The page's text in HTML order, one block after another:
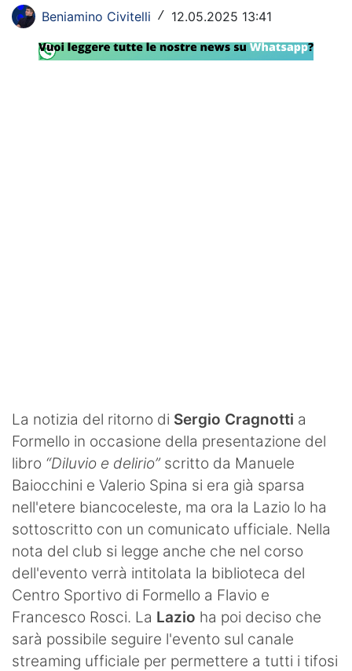
Beniamino Civitelli / 12.05.2025 13:41
La notizia del ritorno di Sergio Cragnotti a
Formello in occasione della presentazione del
libro “Diluvio e delirio”scritto da Manuele
Baiocchini e Valerio Spina si era già sparsa
nell'etere biancoceleste, ma ora la Lazio lo ha
sottoscritto con un comunicato ufficiale. Nella
nota del club si legge anche che nel corso
dell'evento verrà intitolata la biblioteca del
Centro Sportivo di Formello a Flavio e
Francesco Rosci. La Lazio ha poi deciso che
sarà possibile seguire l'evento sul canale
streaming ufficiale per permettere a tutti i tifosi